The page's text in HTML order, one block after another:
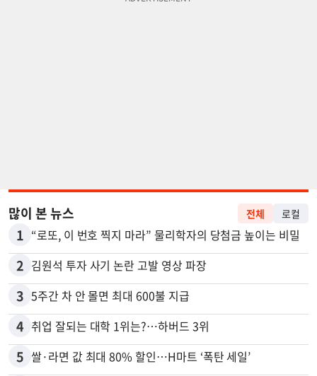
많이 본 뉴스 전체 로컬
1 “로또, 이 번호 찍지 마라” 물리학자의 당첨금 높이는 비밀
2 김원석 투자 사기 논란 고발 영상 파장
3 5주간 차 안 몰면 최대 600불 지급
4 취업 잘되는 대학 1위는?…하버드 3위
5 쌀·라면 값 최대 80% 할인…H마트 ‘폭탄 세일’